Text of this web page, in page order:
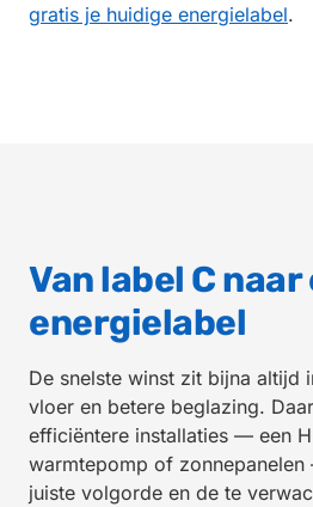
gratis je huidige energielabel.
Van label C
energielabel
De snelste winst zit bijna altijd
vloer en betere beglazing.
efficiëntere installaties — een
warmtepomp of
juiste volgorde en de te